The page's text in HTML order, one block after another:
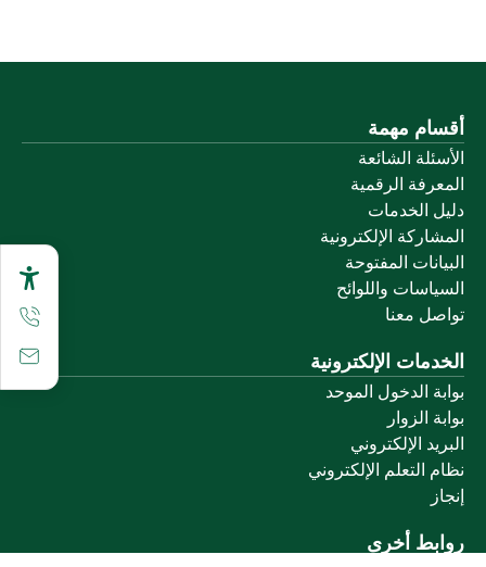
أقسام مهمة
الأسئلة الشائعة
المعرفة الرقمية
دليل الخدمات
المشاركة الإلكترونية
البيانات المفتوحة
السياسات واللوائح
تواصل معنا
الخدمات الإلكترونية
بوابة الدخول الموحد
بوابة الزوار
البريد الإلكتروني
نظام التعلم الإلكتروني
إنجاز
روابط أخرى